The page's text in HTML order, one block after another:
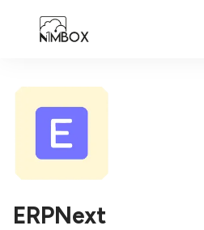
ERPNext